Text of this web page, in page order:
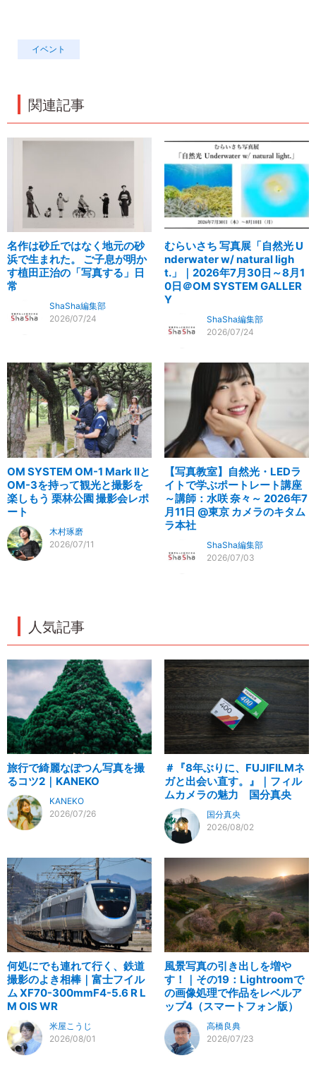
イベント
関連記事
名作は砂丘ではなく地元の砂
浜で生まれた。 ご子息が明か
す植田正治の「写真する」日
常
ShaSha編集部
2026/07/24
むらいさち 写真展「自然光 U
nderwater w/ natural ligh
t.」｜2026年7月30日～8月1
0日＠OM SYSTEM GALLER
Y
ShaSha編集部
2026/07/24
OM SYSTEM OM-1 Mark IIと
OM-3を持って観光と撮影を
楽しもう 栗林公園 撮影会レポ
ート
木村琢磨
2026/07/11
【写真教室】自然光・LEDラ
イトで学ぶポートレート講座
～講師：水咲 奈々～ 2026年7
月11日 @東京 カメラのキタム
ラ本社
ShaSha編集部
2026/07/03
人気記事
旅行で綺麗なぽつん写真を撮
るコツ2｜KANEKO
KANEKO
2026/07/26
＃『8年ぶりに、FUJIFILMネ
ガと出会い直す。』｜フィル
ムカメラの魅力 国分真央
国分真央
2026/08/02
何処にでも連れて行く、鉄道
撮影のよき相棒｜富士フイル
ム XF70-300mmF4-5.6 R L
M OIS WR
米屋こうじ
2026/08/01
風景写真の引き出しを増や
す！｜その19：Lightroomで
の画像処理で作品をレベルア
ップ4（スマートフォン版）
高橋良典
2026/07/23